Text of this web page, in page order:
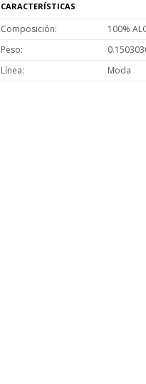
CARACTERÍSTICAS
Composición
100%
Peso
Línea
Moda